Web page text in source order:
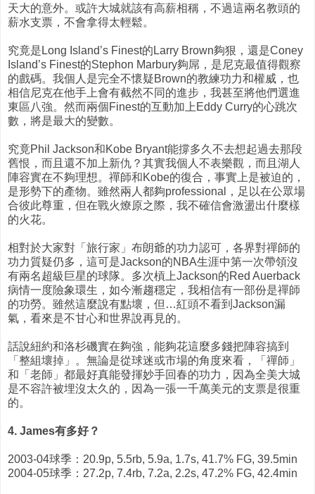
天大的意外。或許大城就該有高薪相稱，不過這兩名教頭的
薪水支票，不會拿得太輕鬆。
究竟是Long Island’s Finest的Larry Brown夠狠，還是Coney
Island’s Finest的Stephon Marbury夠屌，是尼克最值得觀察
的戲碼。我個人是完全不懷疑Brown的教練功力和權威，也
相信尼克在他手上會有截然不同的進步，我甚至將他們選進
東區八強。然而兩個Finest的互動加上Eddy Curry的心跳次
數，將是最大的變數。
究竟Phil Jackson和Kobe Bryant能撐多久不去想起過去那段
舊恨，而且還不加上新仇？其實我個人不表樂觀，而且湖人
陣容實在不夠理想。禪師和Kobe的復合，事實上是被迫的，
是形勢下的產物。雖然兩人都夠professional，足以在公眾場
合彼此尊重，但在戰火燎原之際，我不確信會激盪出什麼樣
的火花。
相對於大家對「旅行家」布朗爺的功力認可，各界對禪師的
功力質疑仍多，這可是Jackson的NBA生涯中第一次帶領沒
有兩名超級巨星的球隊。多次槓上Jackson的Red Auerback
病情一度險象環生，如今漸趨穩定，我相信有一部份是禪師
的功勞。雖然這麼說有點壞，但…紅頭不看到Jackson漏
氣，看來是不甘心和世界說再見的。
話說紐約和洛杉磯實在夠強，能夠花這麼多錢把陣容搞到
「整組壞掉」。無論是從球迷或市場的角度來看，「禪師」
和「老師」都最好真能發揮妙手回春的功力，因為全美大城
是不容許被埋沒太久的，因為一張一千萬美元的支票是很重
的。
4. James有多好？
2003-04球季：20.9p, 5.5rb, 5.9a, 1.7s, 41.7% FG, 39.5min
2004-05球季：27.2p, 7.4rb, 7.2a, 2.2s, 47.2% FG, 42.4min